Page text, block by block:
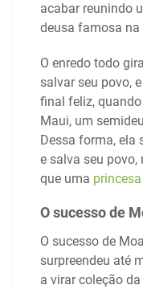
acabar reunindo
deusa famosa na
O enredo todo
salvar seu povo,
final feliz,
Maui, um
Dessa forma, ela
e salva seu
que uma
O sucesso de
O sucesso de
surpreendeu até
a virar coleção